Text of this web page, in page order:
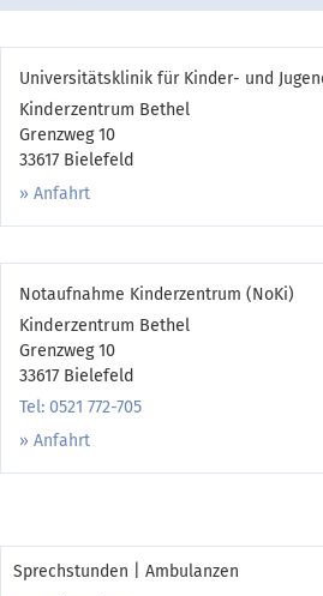
Universitätsklinik für Kinder- und
Kinderzentrum Bethel
Grenzweg 10
33617 Bielefeld
Anfahrt
Notaufnahme Kinderzentrum (NoKi)
Kinderzentrum Bethel
Grenzweg 10
33617 Bielefeld
Tel: 0521 772-705
Anfahrt
Sprechstunden | Ambulanzen